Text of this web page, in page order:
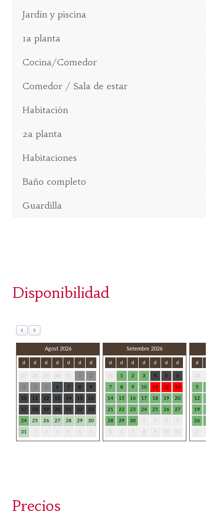
Jardín y piscina
1a planta
Cocina/Comedor
Comedor / Sala de estar
Habitación
2a planta
Habitaciones
Baño completo
Guardilla
Disponibilidad
Precios